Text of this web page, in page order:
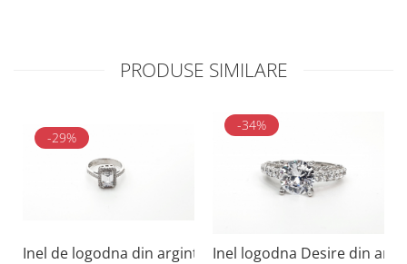
PRODUSE SIMILARE
-29%
Inel de logodna din argint 925, placat cu zirconiu
-34%
Inel logodna Desire din